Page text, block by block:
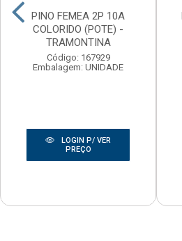
PINO FEMEA 2P 10A
COLORIDO (POTE) -
TRAMONTINA
Código: 167929
Embalagem: UNIDADE
LOGIN P/ VER
PREÇO